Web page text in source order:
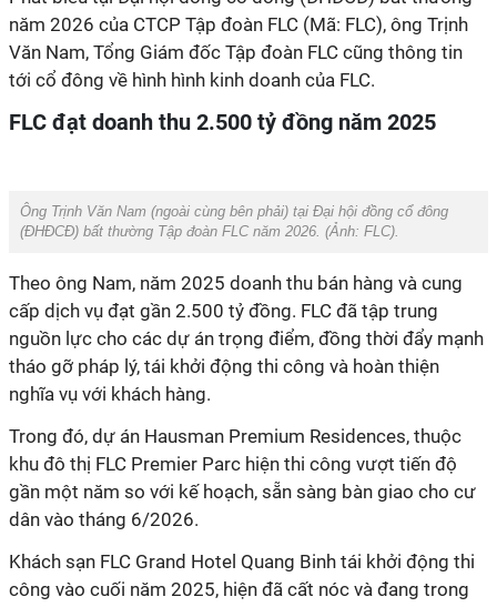
năm 2026 của CTCP Tập đoàn FLC (Mã: FLC), ông Trịnh
Văn Nam, Tổng Giám đốc Tập đoàn FLC cũng thông tin
tới cổ đông về hình hình kinh doanh của FLC.
FLC đạt doanh thu 2.500 tỷ đồng năm 2025
Ông Trịnh Văn Nam (ngoài cùng bên phải) tại Đại hội đồng cổ đông
(ĐHĐCĐ) bất thường Tập đoàn FLC năm 2026. (Ảnh: FLC).
Theo ông Nam, năm 2025 doanh thu bán hàng và cung
cấp dịch vụ đạt gần 2.500 tỷ đồng. FLC đã tập trung
nguồn lực cho các dự án trọng điểm, đồng thời đẩy mạnh
tháo gỡ pháp lý, tái khởi động thi công và hoàn thiện
nghĩa vụ với khách hàng.
Trong đó, dự án Hausman Premium Residences, thuộc
khu đô thị FLC Premier Parc hiện thi công vượt tiến độ
gần một năm so với kế hoạch, sẵn sàng bàn giao cho cư
dân vào tháng 6/2026.
Khách sạn FLC Grand Hotel Quang Binh tái khởi động thi
công vào cuối năm 2025, hiện đã cất nóc và đang trong